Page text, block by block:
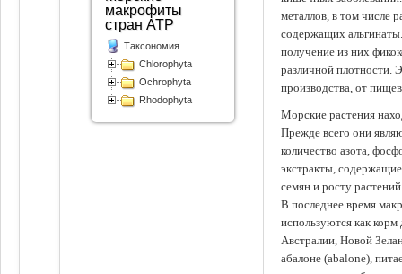
металлов, в том числе
содержащих
получение из них
различной плотности.
производства, от
Морские растения
Прежде всего они
количество азота,
экстракты,
семян и росту
В последнее время
используются как
Австралии, Новой
абалоне (abalone),
макрофиты
стран АТР
Таксономия
Chlorophyta
Ochrophyta
Rhodophyta